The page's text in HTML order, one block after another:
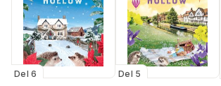
Del 6 Del 5